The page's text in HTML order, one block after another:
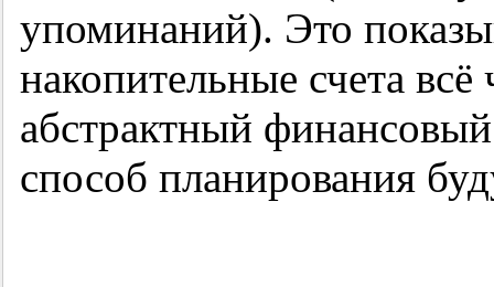
упоминаний). Это
накопительные счета
абстрактный
способ планирования